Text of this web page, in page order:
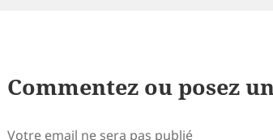
Commentez ou posez
Votre email ne sera pas publié